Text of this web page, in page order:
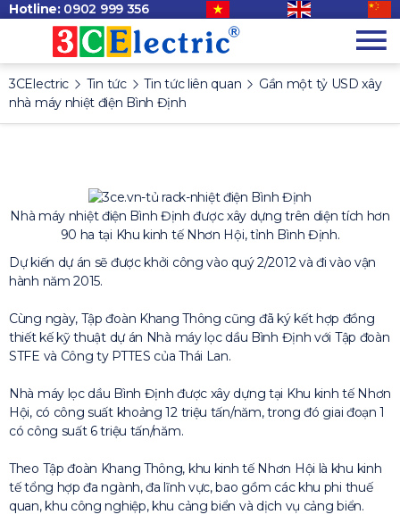
Hotline: 0902 999 356
3CElectric Tin tức Tin tức liên quan
Gần một tỷ USD xây
nhà máy nhiệt điện Bình Định
Nhà máy nhiệt điện Bình Định được xây dựng trên diện tích hơn
90 ha tại Khu kinh tế Nhơn Hội, tỉnh Bình Định.
Dự kiến dự án sẽ được khởi công vào quý 2/2012 và đi vào vận
hành năm 2015.
Cùng ngày, Tập đoàn Khang Thông cũng đã ký kết hợp đồng
thiết kế kỹ thuật dự án Nhà máy lọc dầu Bình Định với Tập đoàn
STFE và Công ty PTTES của Thái Lan.
Nhà máy lọc dầu Bình Định được xây dựng tại Khu kinh tế Nhơn
Hội, có công suất khoảng 12 triệu tấn/năm, trong đó giai đoạn 1
có công suất 6 triệu tấn/năm.
Theo Tập đoàn Khang Thông, khu kinh tế Nhơn Hội là khu kinh
tế tổng hợp đa ngành, đa lĩnh vực, bao gồm các khu phi thuế
quan, khu công nghiệp, khu cảng biển và dịch vụ cảng biển.